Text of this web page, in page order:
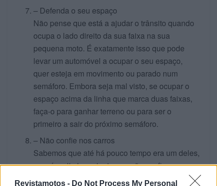
Revistamotos - Do Not Process My Personal
– Defenda o seu espaço
Não pense que está a ajudar o trânsito quando
ocupa o lado direito da sua faixa na sua
pequena moto. É exatamente isso que pode
levar um automóvel a ocupar o seu espaço,
quer esteja em movimento ou parado num
semáforo. Embora seja mal visto, se ocupar o
espaço acima da linha que marca duas faixas,
faça-o para ganhar terreno ou para ser o
primeiro a sair do próximo semáforo.
– Não confie nos carros
Sabemos que até há pouco tempo era um deles,
mas é muito importante que não confie nas
manobras de um carro, esteja atento a qualquer